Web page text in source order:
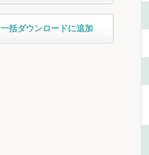
一括ダウンロードに追加